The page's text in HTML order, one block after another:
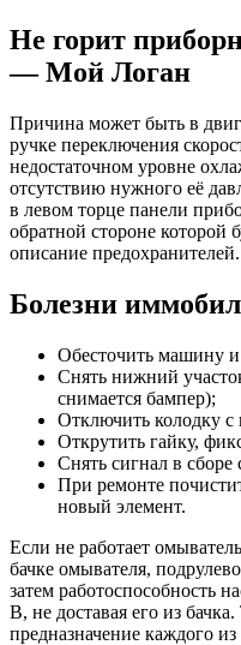
Не горит
— Мой Логан
Причина может быть в
ручке переключения
недостаточном уровне
отсутствию нужного её
в левом торце панели
обратной стороне которой
описание предохранителей.
Болезни
Обесточить машину и
Снять нижний
снимается бампер);
Отключить колодку с
Открутить гайку,
Снять сигнал в
При ремонте
новый элемент.
Если не работает
бачке омывателя,
затем работоспособность
В, не доставая его из
предназначение каждого из